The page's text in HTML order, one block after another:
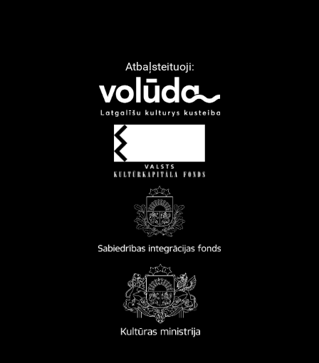
Atbaļsteituoji: